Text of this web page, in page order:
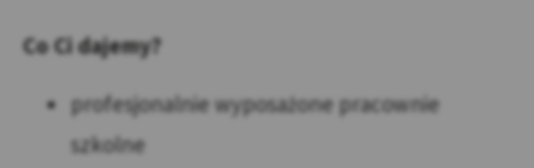
Co Ci dajemy?
profesjonalnie wyposażone pracownie
szkolne